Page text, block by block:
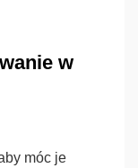
w
móc je